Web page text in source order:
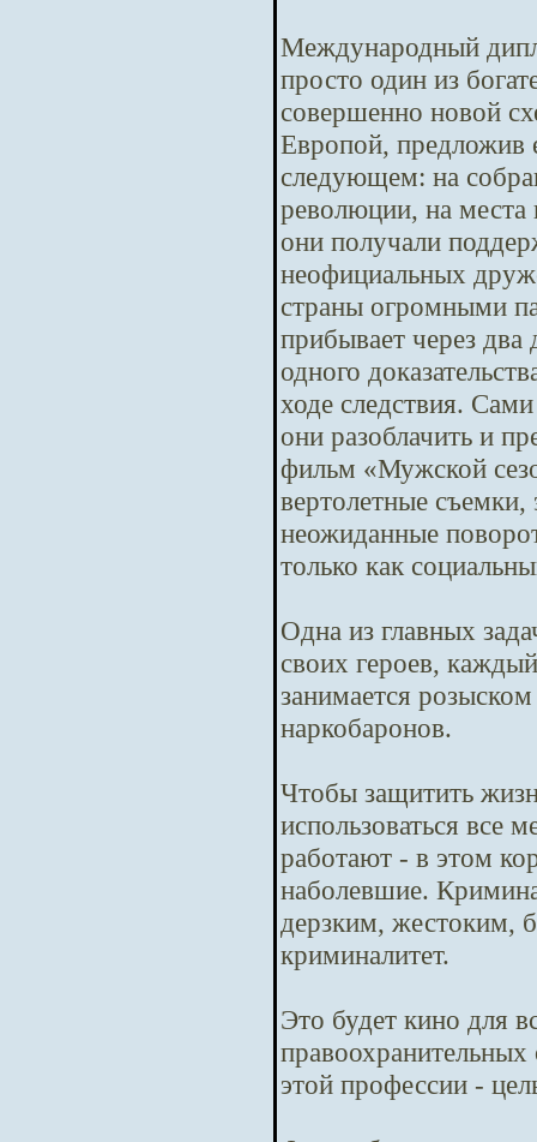
Международный
просто один из
совершенно новой
Европой, предложив
следующем: на
революции, на места
они получали
неофициальных
страны огромными
прибывает через
одного
ходе следствия.
они разоблачить и
фильм «Мужской
вертолетные
неожиданные
только как
Одна из главных
своих героев,
занимается
наркобаронов.
Чтобы защитить
использоваться все
работают - в этом
наболевшие.
дерзким, жестоким,
криминалитет.
Это будет кино для
этой профессии -